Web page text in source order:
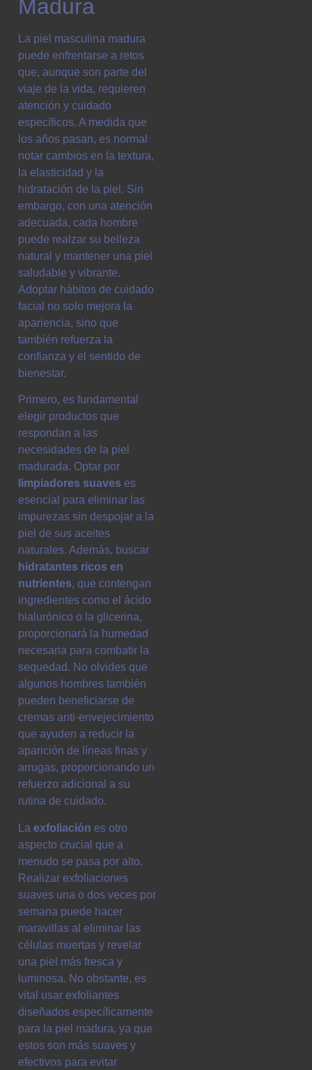
Madura
La piel masculina madura
puede enfrentarse a retos
que, aunque son parte del
viaje de la vida, requieren
atención y cuidado
específicos. A medida que
los años pasan, es normal
notar cambios en la textura,
la elasticidad y la
hidratación de la piel. Sin
embargo, con una atención
adecuada, cada hombre
puede realzar su belleza
natural y mantener una piel
saludable y vibrante.
Adoptar hábitos de cuidado
facial no solo mejora la
apariencia, sino que
también refuerza la
confianza y el sentido de
bienestar.
Primero, es fundamental
elegir productos que
respondan a las
necesidades de la piel
madurada. Optar por
limpiadores suaves es
esencial para eliminar las
impurezas sin despojar a la
piel de sus aceites
naturales. Además, buscar
hidratantes ricos en
nutrientes, que contengan
ingredientes como el ácido
hialurónico o la glicerina,
proporcionará la humedad
necesaria para combatir la
sequedad. No olvides que
algunos hombres también
pueden beneficiarse de
cremas anti-envejecimiento
que ayuden a reducir la
aparición de líneas finas y
arrugas, proporcionando un
refuerzo adicional a su
rutina de cuidado.
La exfoliación es otro
aspecto crucial que a
menudo se pasa por alto.
Realizar exfoliaciones
suaves una o dos veces por
semana puede hacer
maravillas al eliminar las
células muertas y revelar
una piel más fresca y
luminosa. No obstante, es
vital usar exfoliantes
diseñados específicamente
para la piel madura, ya que
estos son más suaves y
efectivos para evitar